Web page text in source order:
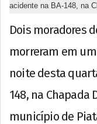
acidente na BA-148, na
Dois moradores
morreram em
noite desta
148, na
município de